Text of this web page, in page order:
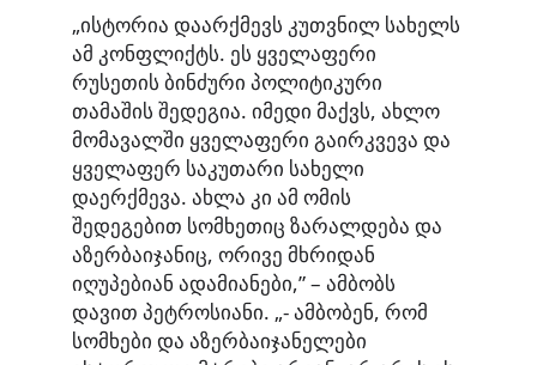
„ისტორია დაარქმევს კუთვნილ სახელს
ამ კონფლიქტს. ეს ყველაფერი
რუსეთის ბინძური პოლიტიკური
თამაშის შედეგია. იმედი მაქვს, ახლო
მომავალში ყველაფერი გაირკვევა და
ყველაფერ საკუთარი სახელი
დაერქმევა. ახლა კი ამ ომის
შედეგებით სომხეთიც ზარალდება და
აზერბაიჯანიც, ორივე მხრიდან
იღუპებიან ადამიანები,” – ამბობს
დავით პეტროსიანი. „- ამბობენ, რომ
სომხები და აზერბაიჯანელები